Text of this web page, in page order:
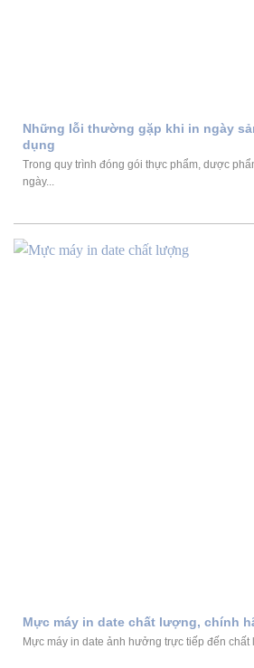
Những lỗi thường gặp khi in ngày
dụng
Trong quy trình đóng gói thực phẩm, dược
ngày...
Mực máy in date chất lượng, chính
Mực máy in date ảnh hưởng trực tiếp đến